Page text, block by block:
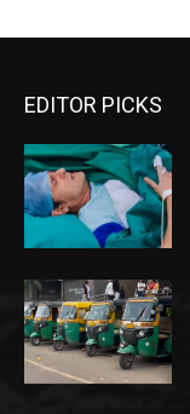
EDITOR PICKS